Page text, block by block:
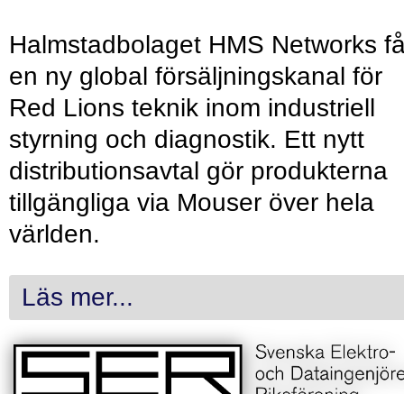
Halmstadbolaget HMS Networks
en ny global försäljningskanal för
Red Lions teknik inom industriell
styrning och diagnostik. Ett nytt
distributionsavtal gör produkterna
tillgängliga via Mouser över hela
världen.
Läs mer...